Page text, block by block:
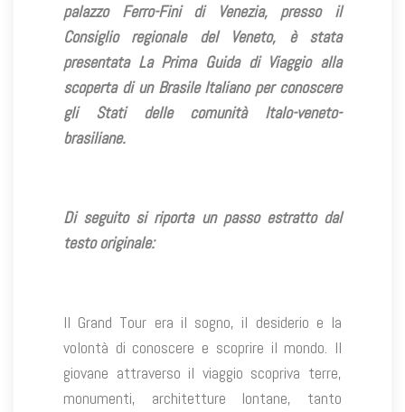
palazzo Ferro-Fini di Venezia, presso il
Consiglio regionale del Veneto, è stata
presentata La Prima Guida di Viaggio alla
scoperta di un Brasile Italiano per conoscere
gli Stati delle comunità Italo-veneto-
brasiliane.
Di seguito si riporta un passo estratto dal
testo originale:
Il Grand Tour era il sogno, il desiderio e la
volontà di conoscere e scoprire il mondo. Il
giovane attraverso il viaggio scopriva terre,
monumenti, architetture lontane, tanto